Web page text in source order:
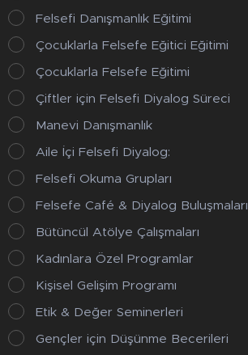
Felsefi Danışmanlık Eğitimi
Çocuklarla Felsefe Eğitici Eğitimi
Çocuklarla Felsefe Eğitimi
Çiftler için Felsefi Diyalog Süreci
Manevi Danışmanlık
Aile İçi Felsefi Diyalog:
Felsefi Okuma Grupları
Felsefe Café & Diyalog Buluşmaları
Bütüncül Atölye Çalışmaları
Kadınlara Özel Programlar
Kişisel Gelişim Programı
Etik & Değer Seminerleri
Gençler için Düşünme Becerileri